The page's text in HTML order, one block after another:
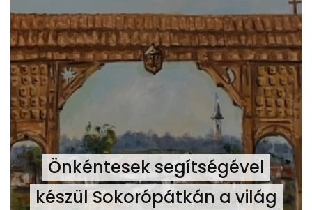
Önkéntesek segítségével
készül Sokorópátkán a világ